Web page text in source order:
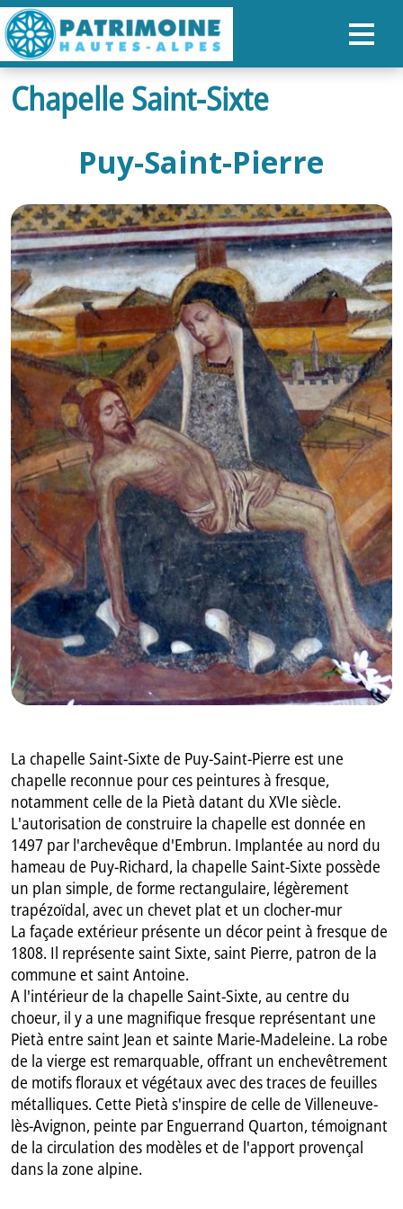
ACCUEIL
NOS PARCOURS
PATRIMOINE
RANDONNÉES
ORGANISER SON SÉJOUR
RECHERCHER
GB
IT
Chapelle Saint-Sixte
Puy-Saint-Pierre
La chapelle Saint-Sixte de Puy-Saint-Pierre est une
chapelle reconnue pour ces peintures à fresque,
notamment celle de la Pietà datant du XVIe siècle.
L'autorisation de construire la chapelle est donnée en
1497 par l'archevêque d'Embrun. Implantée au nord du
hameau de Puy-Richard, la chapelle Saint-Sixte possède
un plan simple, de forme rectangulaire, légèrement
trapézoïdal, avec un chevet plat et un clocher-mur
La façade extérieur présente un décor peint à fresque de
1808. Il représente saint Sixte, saint Pierre, patron de la
commune et saint Antoine.
A l'intérieur de la chapelle Saint-Sixte, au centre du
choeur, il y a une magnifique fresque représentant une
Pietà entre saint Jean et sainte Marie-Madeleine. La robe
de la vierge est remarquable, offrant un enchevêtrement
de motifs floraux et végétaux avec des traces de feuilles
métalliques. Cette Pietà s'inspire de celle de Villeneuve-
lès-Avignon, peinte par Enguerrand Quarton, témoignant
de la circulation des modèles et de l'apport provençal
dans la zone alpine.